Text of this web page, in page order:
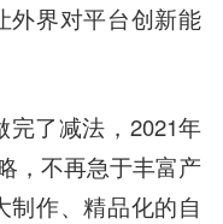
外界对平台创新能
了减法，2021年
，不再急于丰富产
制作、精品化的自